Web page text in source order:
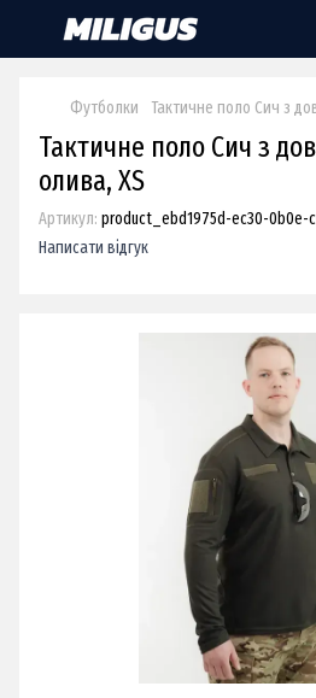
Футболки Тактичне поло Сич з
Тактичне поло Сич з
олива, XS
Артикул: product_ebd1975d-ec30-0b0e-
Написати відгук